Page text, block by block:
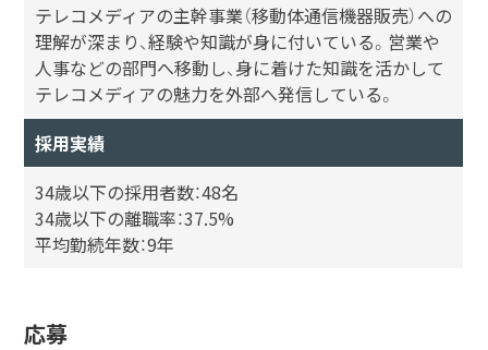
テレコメディアの主幹事業（移動体通信機器販売）への
理解が深まり、経験や知識が身に付いている。営業や
人事などの部門へ移動し、身に着けた知識を活かして
テレコメディアの魅力を外部へ発信している。
採用実績
34歳以下の採用者数：48名
34歳以下の離職率：37.5%
平均勤続年数：9年
応募